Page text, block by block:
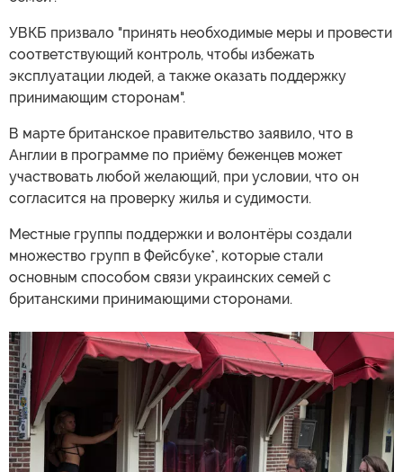
УВКБ призвало "принять необходимые меры и провести
соответствующий контроль, чтобы избежать
эксплуатации людей, а также оказать поддержку
принимающим сторонам".
В марте британское правительство заявило, что в
Англии в программе по приёму беженцев может
участвовать любой желающий, при условии, что он
согласится на проверку жилья и судимости.
Местные группы поддержки и волонтёры создали
множество групп в Фейсбуке*, которые стали
основным способом связи украинских семей с
британскими принимающими сторонами.